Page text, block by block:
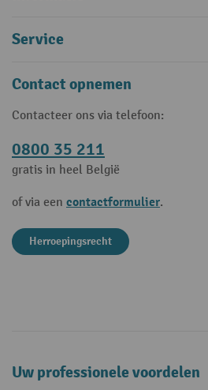
Service
Contact opnemen
Contacteer ons via telefoon:
0800 35 211
gratis in heel België
of via een contactformulier.
Herroepingsrecht
Uw professionele voordelen